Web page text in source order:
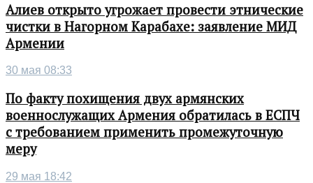
Алиев открыто угрожает провести этнические
чистки в Нагорном Карабахе: заявление МИД
Армении
30 мая 08:33
По факту похищения двух армянских
военнослужащих Армения обратилась в ЕСПЧ
с требованием применить промежуточную
меру
29 мая 18:42